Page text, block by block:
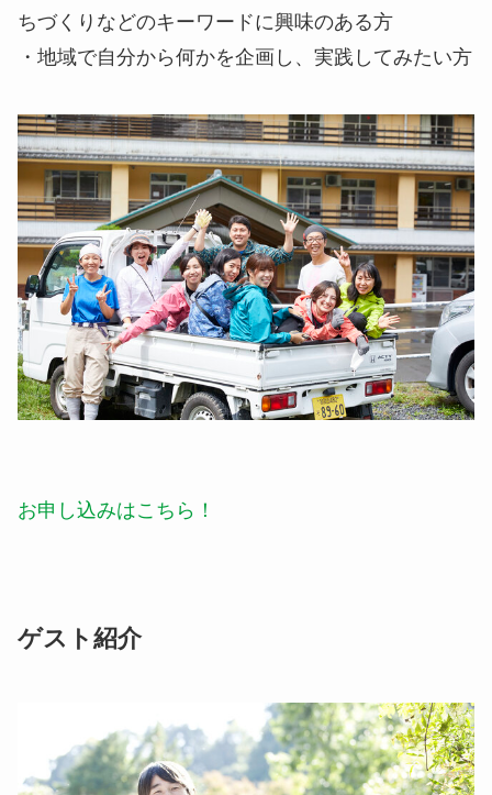
ちづくりなどのキーワードに興味のある方
・地域で自分から何かを企画し、実践してみたい方
お申し込みはこちら！
ゲスト紹介